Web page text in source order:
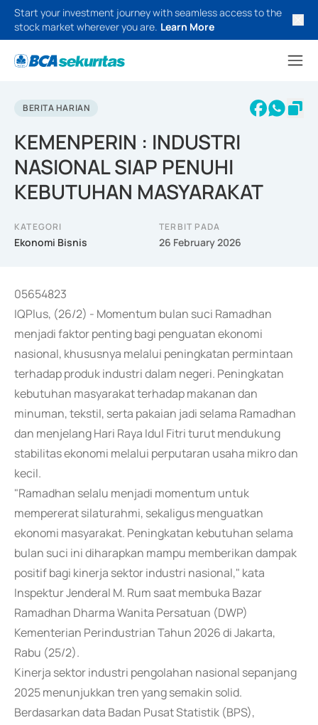
Start your investment journey with seamless access to the
stock market wherever you are. Learn More
BERITA HARIAN
KEMENPERIN : INDUSTRI
NASIONAL SIAP PENUHI
KEBUTUHAN MASYARAKAT
KATEGORI
Ekonomi Bisnis
TERBIT PADA
26 February 2026
05654823
IQPlus, (26/2) - Momentum bulan suci Ramadhan
menjadi faktor penting bagi penguatan ekonomi
nasional, khususnya melalui peningkatan permintaan
terhadap produk industri dalam negeri. Peningkatan
kebutuhan masyarakat terhadap makanan dan
minuman, tekstil, serta pakaian jadi selama Ramadhan
dan menjelang Hari Raya Idul Fitri turut mendukung
stabilitas ekonomi melalui perputaran usaha mikro dan
kecil.
"Ramadhan selalu menjadi momentum untuk
mempererat silaturahmi, sekaligus menguatkan
ekonomi masyarakat. Peningkatan kebutuhan selama
bulan suci ini diharapkan mampu memberikan dampak
positif bagi kinerja sektor industri nasional," kata
Inspektur Jenderal M. Rum saat membuka Bazar
Ramadhan Dharma Wanita Persatuan (DWP)
Kementerian Perindustrian Tahun 2026 di Jakarta,
Rabu (25/2).
Kinerja sektor industri pengolahan nasional sepanjang
2025 menunjukkan tren yang semakin solid.
Berdasarkan data Badan Pusat Statistik (BPS),